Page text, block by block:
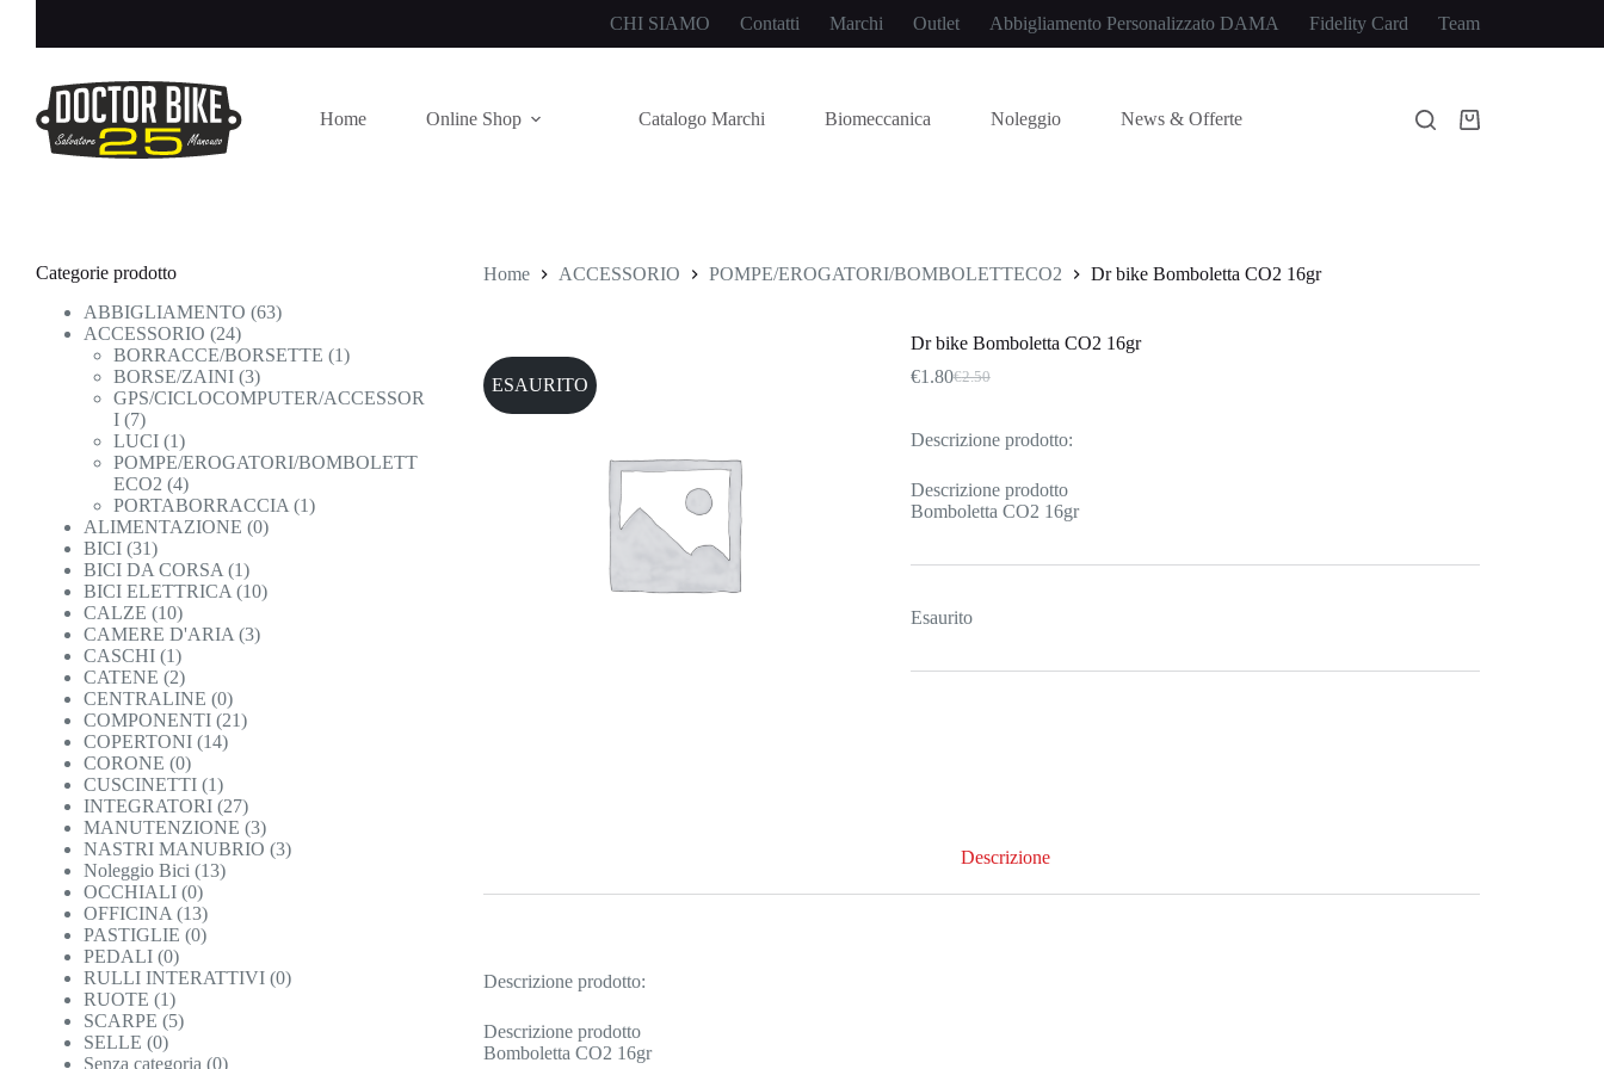
contenuto
CHI SIAMO Contatti Marchi Outlet Abbigliamento Personalizzato DAMA Fidelity Card Team
Home Online Shop Catalogo Marchi Biomeccanica Noleggio News & Offerte Carrello
Home ACCESSORIO POMPE/EROGATORI/BOMBOLETTECO2 Dr bike Bomboletta CO2 16gr
ESAURITO
Dr bike Bomboletta CO2 16gr
€2.50
Il
originale
era:
€1.80Il
attuale
è:
Descrizione prodotto:
Descrizione prodotto
Bomboletta CO2 16gr
Esaurito
Descrizione
Descrizione prodotto:
Descrizione prodotto
Bomboletta CO2 16gr
Categorie prodotto
ABBIGLIAMENTO (63)
ACCESSORIO (24)
BORRACCE/BORSETTE (1)
BORSE/ZAINI (3)
GPS/CICLOCOMPUTER/ACCESSOR
I (7)
LUCI (1)
POMPE/EROGATORI/BOMBOLETT
ECO2 (4)
PORTABORRACCIA (1)
ALIMENTAZIONE (0)
BICI (31)
BICI DA CORSA (1)
BICI ELETTRICA (10)
CALZE (10)
CAMERE D'ARIA (3)
CASCHI (1)
CATENE (2)
CENTRALINE (0)
COMPONENTI (21)
COPERTONI (14)
CORONE (0)
CUSCINETTI (1)
INTEGRATORI (27)
MANUTENZIONE (3)
NASTRI MANUBRIO (3)
Noleggio Bici (13)
OCCHIALI (0)
OFFICINA (13)
PASTIGLIE (0)
PEDALI (0)
RULLI INTERATTIVI (0)
RUOTE (1)
SCARPE (5)
SELLE (0)
Senza categoria (0)